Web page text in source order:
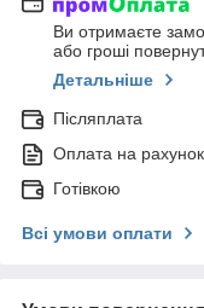
Ви отримаєте
або гроші
Детальніше
Післяплата
Оплата на рахунок
Готівкою
Всі умови оплати